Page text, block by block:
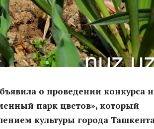
о проведении конкурса
парк цветов», который
культуры города